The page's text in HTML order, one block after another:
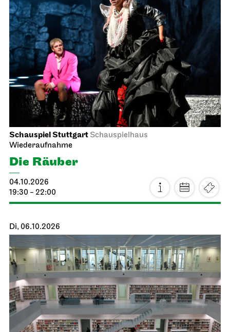
Schauspiel Stuttgart Schauspielhaus
Wiederaufnahme
Die Räuber
04.10.2026
19:30 - 22:00
Di, 06.10.2026